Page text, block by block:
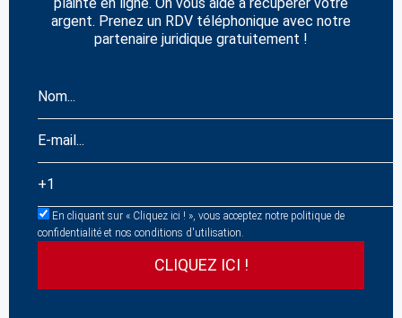
plainte en ligne. On vous aide à récupérer votre
argent. Prenez un RDV téléphonique avec notre
partenaire juridique gratuitement !
En cliquant sur « Cliquez ici ! », vous acceptez notre politique de
confidentialité et nos conditions d'utilisation.